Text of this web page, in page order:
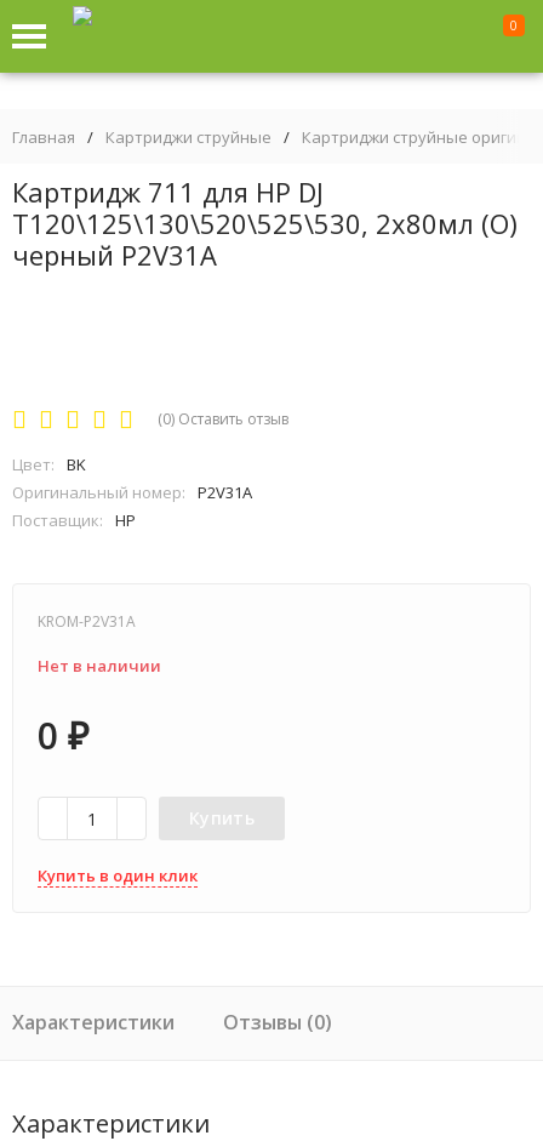
0
Главная / Картриджи струйные / Картриджи струйные
Картридж 711 для HP DJ
T120\125\130\520\525\530, 2х80мл (О)
черный P2V31A
(0) Оставить отзыв
Цвет:
BK
Оригинальный номер:
P2V31A
Поставщик:
HP
KROM-P2V31A
Нет в наличии
0 ₽
Купить
Купить в один клик
Характеристики Отзывы (0)
Характеристики